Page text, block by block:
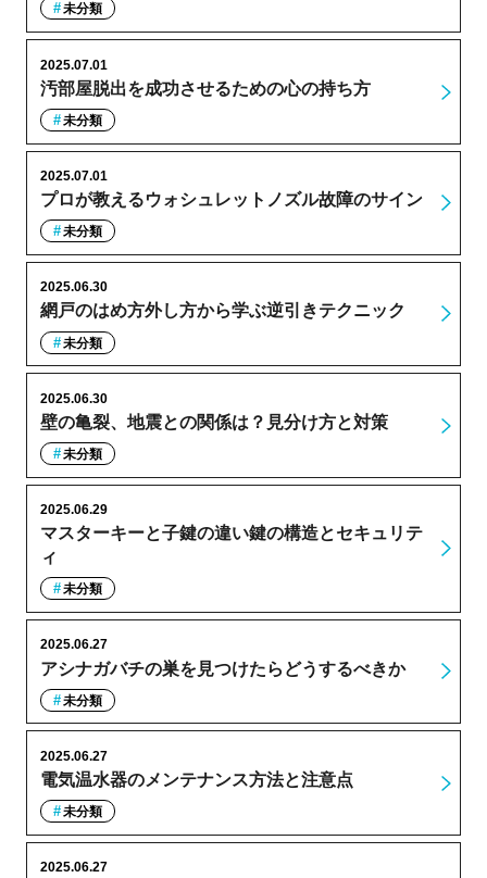
未分類
汚部屋脱出を成功させるための心の持ち方
2025.07.01
未分類
プロが教えるウォシュレットノズル故障のサイン
2025.07.01
未分類
網戸のはめ方外し方から学ぶ逆引きテクニック
2025.06.30
未分類
壁の亀裂、地震との関係は？見分け方と対策
2025.06.30
未分類
マスターキーと子鍵の違い鍵の構造とセキュリテ
ィ
2025.06.29
未分類
アシナガバチの巣を見つけたらどうするべきか
2025.06.27
未分類
電気温水器のメンテナンス方法と注意点
2025.06.27
未分類
2025.06.27